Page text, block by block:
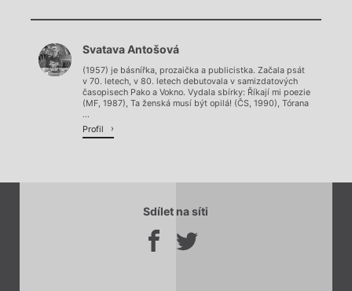
Chviličku.
Načítá se.
Svatava Antošová
(1957) je básnířka, prozaička a publicistka. Začala psát
v 70. letech, v 80. letech debutovala v samizdatových
časopisech Pako a Vokno. Vydala sbírky: Říkají mi poezie
(MF, 1987), Ta ženská musí být opilá! (ČS, 1990), Tórana
...
Profil
Sdílet na síti